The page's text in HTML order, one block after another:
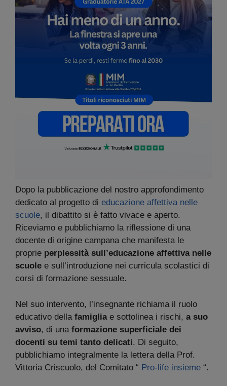
Dopo la pubblicazione del nostro approfondimento
dedicato al progetto di educazione affettiva nelle
scuole, il dibattito si è fatto vivace e aperto.
Riceviamo e pubblichiamo la riflessione di una
docente di origine campana che manifesta le
proprie perplessità sull’educazione affettiva nelle
scuole e sull’introduzione nei curricula scolastici di
corsi di formazione sessuale.
Nel suo intervento, l’insegnante richiama il ruolo
educativo della famigliae sottolinea i rischi, a suo
avviso, di una formazione superficiale dei
docenti su temi tanto delicati. Di seguito,
pubblichiamo integralmente la lettera della Prof.
Vittoria Criscuolo, del Comitato “ Pro-life insieme “.